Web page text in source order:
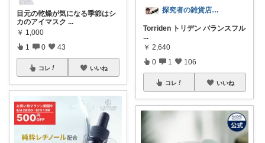
目元の乾燥が気になる季節はシ
カのアイマスク ...
￥ 1,000
1 0 43
コレ いいね
探究者の雑貨店⭐︎ ☀️🌻🍉✨
Torriden トリデン バランスフル
...
￥ 2,640
0 1 106
コレ いいね